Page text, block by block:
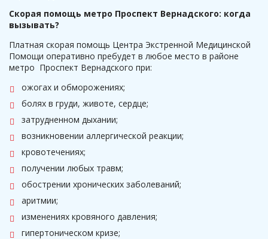
Скорая помощь метро Проспект Вернадского: когда
вызывать?
Платная скорая помощь Центра Экстренной Медицинской
Помощи оперативно пребудет в любое место в районе
метро Проспект Вернадского при:
ожогах и обморожениях;
болях в груди, животе, сердце;
затрудненном дыхании;
возникновении аллергической реакции;
кровотечениях;
получении любых травм;
обострении хронических заболеваний;
аритмии;
изменениях кровяного давления;
гипертоническом кризе;